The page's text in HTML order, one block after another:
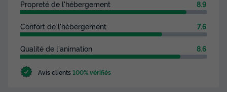
Propreté de l'hébergement 8.9
Confort de l'hébergement 7.6
Qualité de l'animation 8.6
Avis clients100% vérifiés